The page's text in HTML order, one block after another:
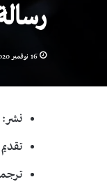
16 نوفمبر 2020
نشر: harpers